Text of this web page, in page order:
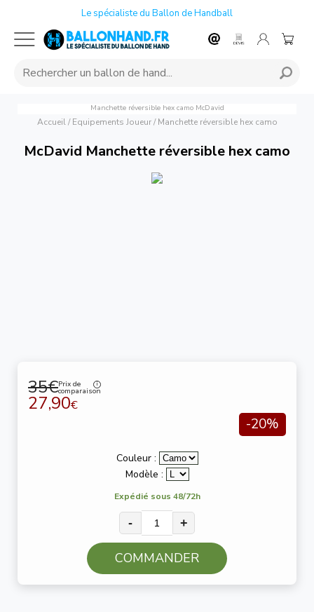
Le spécialiste du Ballon de Handball
Manchette réversible hex camo McDavid
Accueil/ Equipements Joueur/ Manchette réversible hex camo
McDavid Manchette réversible hex camo
35€Prix de
comparaison
27,90€
-20%
Couleur :
Modèle :
Expédié sous 48/72h
- +
COMMANDER